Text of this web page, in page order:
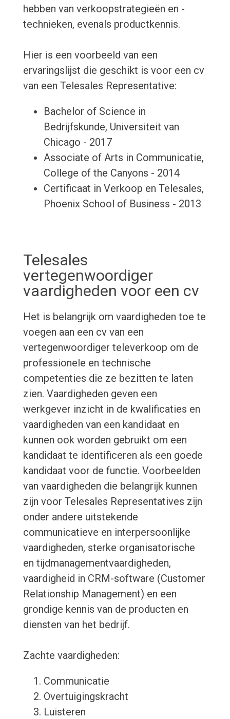
hebben van verkoopstrategieën en -
technieken, evenals productkennis.
Hier is een voorbeeld van een
ervaringslijst die geschikt is voor een cv
van een Telesales Representative:
Bachelor of Science in
Bedrijfskunde, Universiteit van
Chicago - 2017
Associate of Arts in Communicatie,
College of the Canyons - 2014
Certificaat in Verkoop en Telesales,
Phoenix School of Business - 2013
Telesales
vertegenwoordiger
vaardigheden voor een cv
Het is belangrijk om vaardigheden toe te
voegen aan een cv van een
vertegenwoordiger televerkoop om de
professionele en technische
competenties die ze bezitten te laten
zien. Vaardigheden geven een
werkgever inzicht in de kwalificaties en
vaardigheden van een kandidaat en
kunnen ook worden gebruikt om een
kandidaat te identificeren als een goede
kandidaat voor de functie. Voorbeelden
van vaardigheden die belangrijk kunnen
zijn voor Telesales Representatives zijn
onder andere uitstekende
communicatieve en interpersoonlijke
vaardigheden, sterke organisatorische
en tijdmanagementvaardigheden,
vaardigheid in CRM-software (Customer
Relationship Management) en een
grondige kennis van de producten en
diensten van het bedrijf.
Zachte vaardigheden:
Communicatie
Overtuigingskracht
Luisteren